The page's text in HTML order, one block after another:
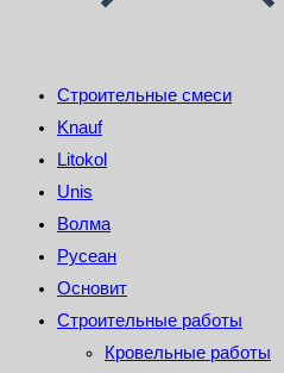
Строительные смеси
Knauf
Litokol
Unis
Волма
Русеан
Основит
Строительные работы
Кровельные работы